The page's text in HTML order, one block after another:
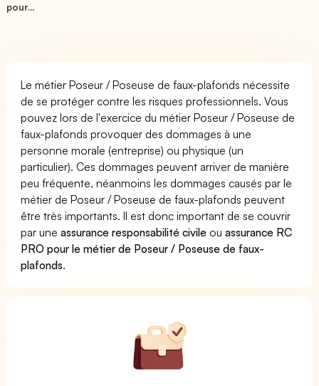
pour...
Le métier Poseur / Poseuse de faux-plafonds nécessite
de se protéger contre les risques professionnels. Vous
pouvez lors de l'exercice du métier Poseur / Poseuse de
faux-plafonds provoquer des dommages à une
personne morale (entreprise) ou physique (un
particulier). Ces dommages peuvent arriver de manière
peu fréquente, néanmoins les dommages causés par le
métier de Poseur / Poseuse de faux-plafonds peuvent
être très importants. Il est donc important de se couvrir
par uneassurance responsabilité civile ouassurance RC
PRO pour le métier de Poseur / Poseuse de faux-
plafonds.